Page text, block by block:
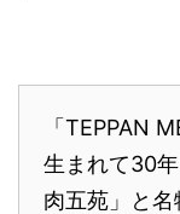
「TEPPAN
生まれて30
肉五苑」と